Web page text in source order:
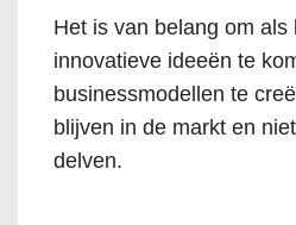
Het is van belang om als
innovatieve ideeën te
businessmodellen te
blijven in de markt en
delven.